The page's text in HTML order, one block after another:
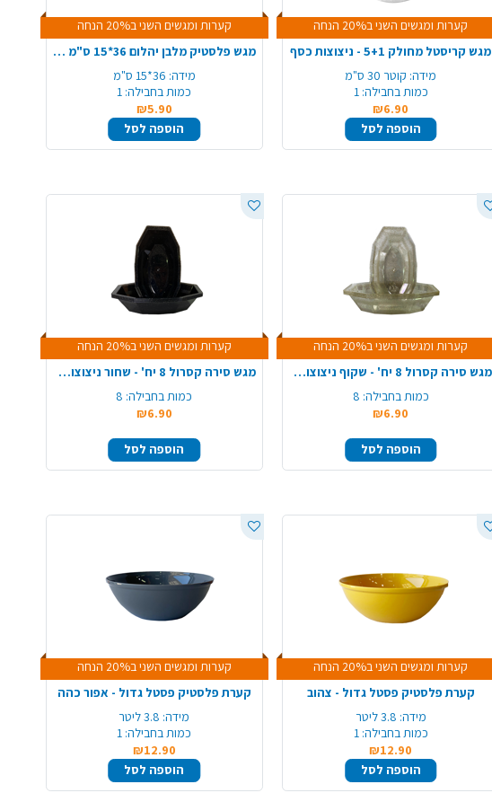
קערות ומגשים השני ב20% הנחה
מגש קריסטל מחולק 5+1 - ניצוצות כסף
מידה: קוטר 30 ס"מ
כמות בחבילה: 1
₪6.90
הוספה לסל
קערות ומגשים השני ב20% הנחה
מגש פלסטיק מלבן יהלום 36*15 ס"מ - שקוף
מידה: 36*15 ס"מ
כמות בחבילה: 1
₪5.90
הוספה לסל
קערות ומגשים השני ב20% הנחה
מגש סירה קסרול 8 יח' - שקוף ניצוצות זהב
כמות בחבילה: 8
₪6.90
הוספה לסל
קערות ומגשים השני ב20% הנחה
מגש סירה קסרול 8 יח' - שחור ניצוצות זהב
כמות בחבילה: 8
₪6.90
הוספה לסל
קערות ומגשים השני ב20% הנחה
קערת פלסטיק פסטל גדול - צהוב
מידה: 3.8 ליטר
כמות בחבילה: 1
₪12.90
הוספה לסל
קערות ומגשים השני ב20% הנחה
קערת פלסטיק פסטל גדול - אפור כהה
מידה: 3.8 ליטר
כמות בחבילה: 1
₪12.90
הוספה לסל